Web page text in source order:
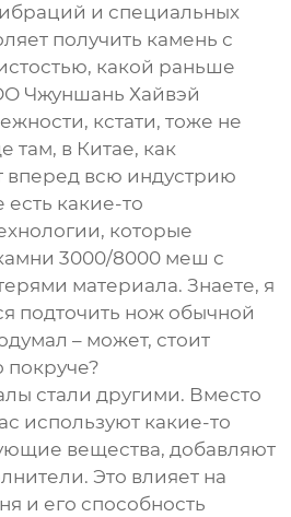
и специальных
получить камень с
какой раньше
Чжуншань Хайвэй
кстати, тоже не
там, в Китае, как
вперед всю индустрию
есть какие-то
которые
3000/8000 меш с
материала. Знаете, я
подточить нож обычной
– может, стоит
покруче?
стали другими. Вместо
используют какие-то
вещества, добавляют
Это влияет на
и его способность